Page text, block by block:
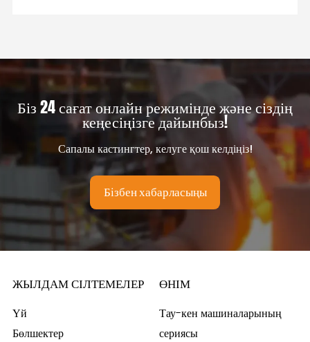
Біз 24 сағат онлайн режимінде және сіздің
кеңесіңізге дайынбыз!
Сапалы кастингтер, келуге қош келдіңіз!
Бізбен хабарласыңы
ЖЫЛДАМ СІЛТЕМЕЛЕР
Үй
Бөлшектер
ӨНІМ
Тау-кен машиналарының
сериясы